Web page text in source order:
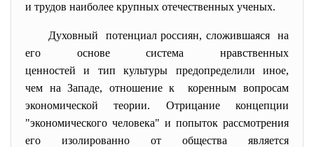
и трудов наиболее крупных отечественных ученых.
Духовный потенциал россиян, сложившаяся на
его основе система нравственных
ценностей и тип культуры предопределили иное,
чем на Западе, отношение к коренным вопросам
экономической теории. Отрицание концепции
"экономического человека" и попыток рассмотрения
его изолированно от общества является